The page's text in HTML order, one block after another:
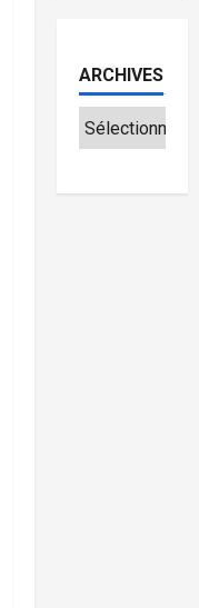
ARCHIVES